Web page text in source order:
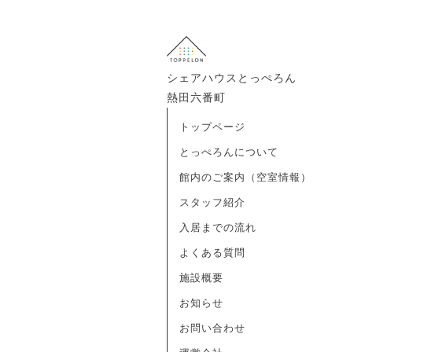
シェアハウスとっぺろん
熱田六番町
トップページ
とっぺろんについて
館内のご案内（空室情報）
スタッフ紹介
入居までの流れ
よくある質問
施設概要
お知らせ
お問い合わせ